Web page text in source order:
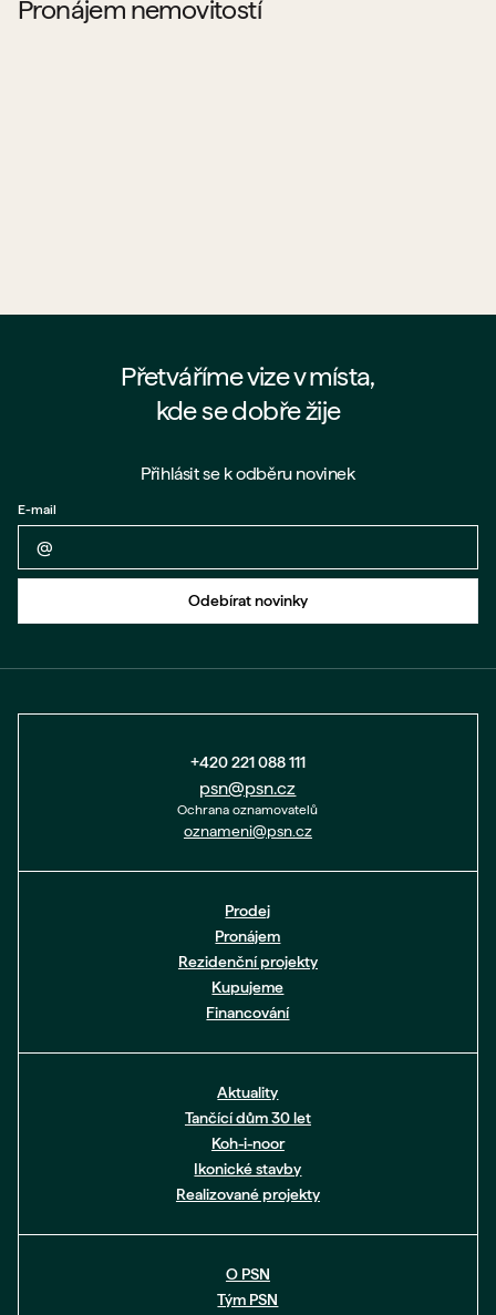
Pronájem nemovitostí
Přetváříme vize v místa,
kde se dobře žije
Zpět na formulář
Přihlásit se k odběru novinek
E-mail
Odebírat novinky
+420 221 088 111
psn@psn.cz
Ochrana oznamovatelů
oznameni@psn.cz
Prodej
Pronájem
Rezidenční projekty
Kupujeme
Financování
Aktuality
Tančící dům 30 let
Koh-i-noor
Ikonické stavby
Realizované projekty
O PSN
Tým PSN